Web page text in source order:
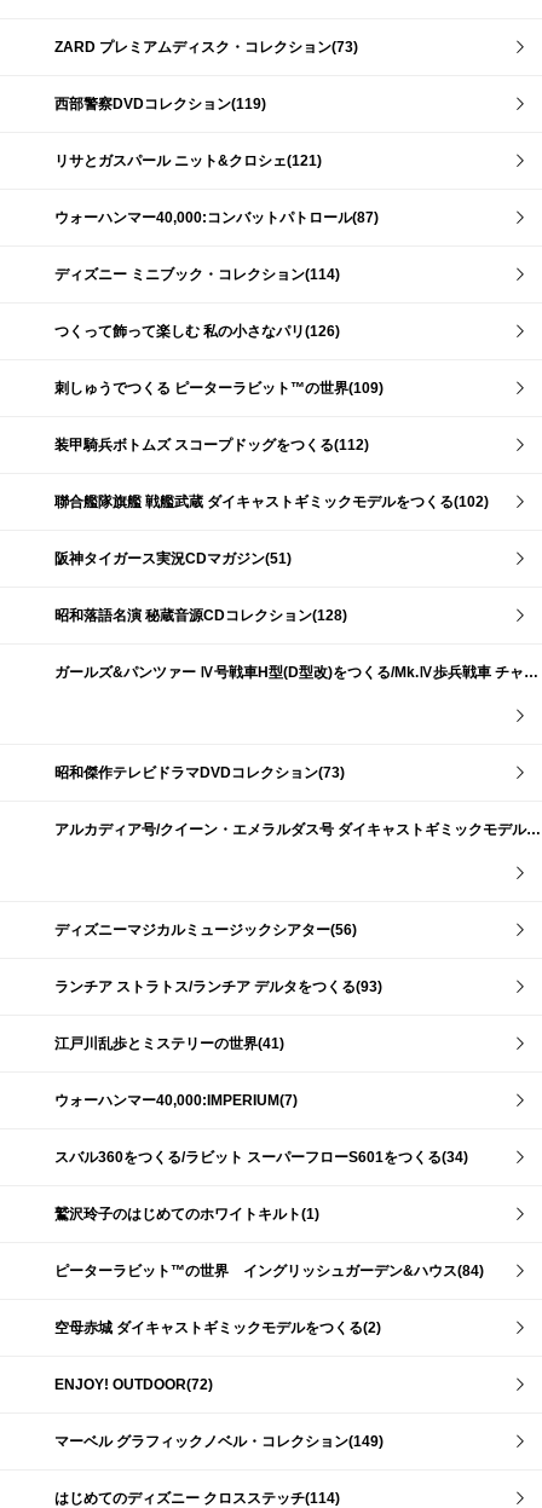
ZARD プレミアムディスク・コレクション(73)
西部警察DVDコレクション(119)
リサとガスパール ニット&クロシェ(121)
ウォーハンマー40,000:コンバットパトロール(87)
ディズニー ミニブック・コレクション(114)
つくって飾って楽しむ 私の小さなパリ(126)
刺しゅうでつくる ピーターラビット™の世界(109)
装甲騎兵ボトムズ スコープドッグをつくる(112)
聯合艦隊旗艦 戦艦武蔵 ダイキャストギミックモデルをつくる(102)
阪神タイガース実況CDマガジン(51)
昭和落語名演 秘蔵音源CDコレクション(128)
ガールズ&パンツァー Ⅳ号戦車H型(D型改)をつくる/Mk.Ⅳ歩兵戦車 チャーチルMk.Ⅶをつくる(191)
昭和傑作テレビドラマDVDコレクション(73)
アルカディア号/クイーン・エメラルダス号 ダイキャストギミックモデルをつくる(159)
ディズニーマジカルミュージックシアター(56)
ランチア ストラトス/ランチア デルタをつくる(93)
江戸川乱歩とミステリーの世界(41)
ウォーハンマー40,000:IMPERIUM(7)
スバル360をつくる/ラビット スーパーフローS601をつくる(34)
鷲沢玲子のはじめてのホワイトキルト(1)
ピーターラビット™の世界 イングリッシュガーデン&ハウス(84)
空母赤城 ダイキャストギミックモデルをつくる(2)
ENJOY! OUTDOOR(72)
マーベル グラフィックノベル・コレクション(149)
はじめてのディズニー クロスステッチ(114)